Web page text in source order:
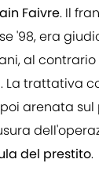
Faivre. Il
'98, era
al
La trattativa
arenata sul
del prestito.